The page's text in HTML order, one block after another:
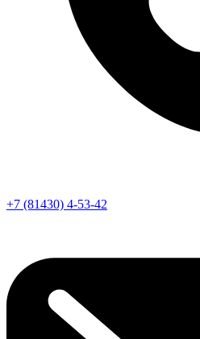
+7 (81430) 4-53-42